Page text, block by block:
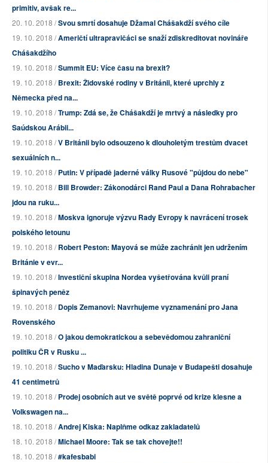
primitiv, avšak re...
20. 10. 2018 /Svou smrtí dosahuje Džamal Chášakdží svého cíle
19. 10. 2018 /Američtí ultrapravičáci se snaží zdiskreditovat novináře
Chášakdžího
19. 10. 2018 /Summit EU: Více času na brexit?
19. 10. 2018 /Brexit: Židovské rodiny v Británii, které uprchly z
Německa před na...
19. 10. 2018 /Trump: Zdá se, že Chášakdží je mrtvý a následky pro
Saúdskou Arábii...
19. 10. 2018 /V Británii bylo odsouzeno k dlouholetým trestům dvacet
sexuálních n...
19. 10. 2018 /Putin: V případě jaderné války Rusové "půjdou do nebe"
19. 10. 2018 /Bill Browder: Zákonodárci Rand Paul a Dana Rohrabacher
jdou na ruku...
19. 10. 2018 /Moskva ignoruje výzvu Rady Evropy k navrácení trosek
polského letounu
19. 10. 2018 /Robert Peston: Mayová se může zachránit jen udržením
Británie v evr...
19. 10. 2018 /Investiční skupina Nordea vyšetřována kvůli praní
špinavých peněz
19. 10. 2018 /Dopis Zemanovi: Navrhujeme vyznamenání pro Jana
Rovenského
19. 10. 2018 /O jakou demokratickou a sebevědomou zahraniční
politiku ČR v Rusku ...
19. 10. 2018 /Sucho v Maďarsku: Hladina Dunaje v Budapešti dosahuje
41 centimetrů
19. 10. 2018 /Prodej osobních aut ve světě poprvé od krize klesne a
Volkswagen na...
18. 10. 2018 /Andrej Kiska: Naplňme odkaz zakladatelů
18. 10. 2018 /Michael Moore: Tak se tak chovejte!!
18. 10. 2018 /#kafesbabi